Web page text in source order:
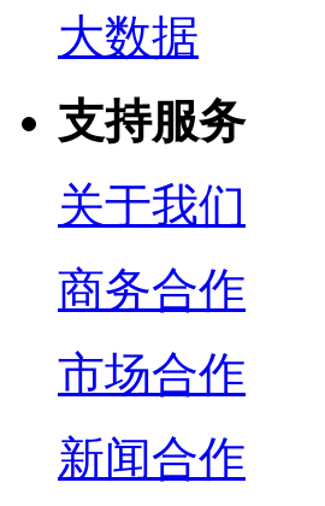
大数据
支持服务
关于我们
商务合作
市场合作
新闻合作